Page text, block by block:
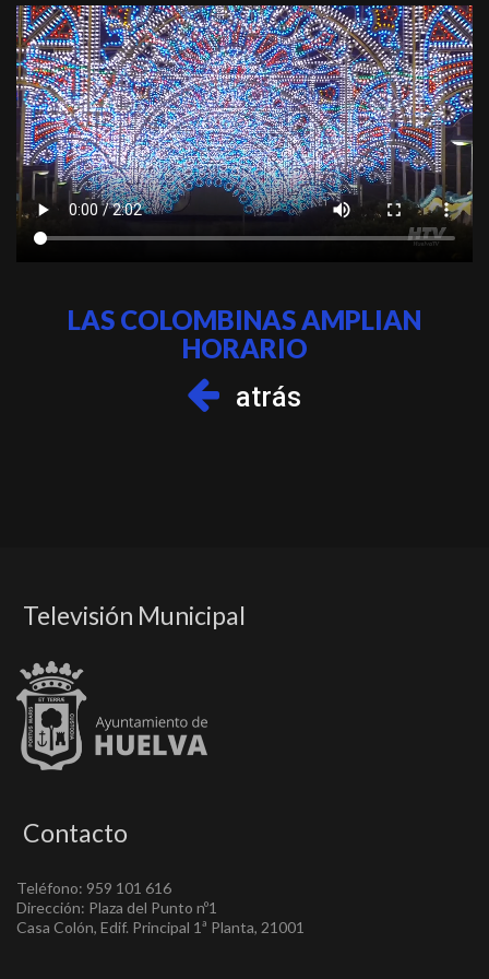
LAS COLOMBINAS AMPLIAN
HORARIO
atrás
Televisión Municipal
Contacto
Teléfono: 959 101 616
Dirección: Plaza del Punto nº1
Casa Colón, Edif. Principal 1ª Planta, 21001